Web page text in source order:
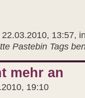
22.03.2010, 13:57,
Pastebin Tags
mehr an
19:10